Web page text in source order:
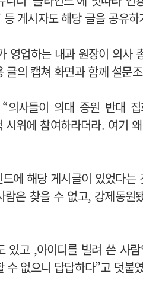
등게시자도 해당 글을 공유
영업하는 내과 원장이 의사
글의 캡쳐 화면과 함께 설문
의사들이 의대 증원 반대
위에 참여하라더라. 여기
에 해당 게시글이 있었다
은 찾을 수 없고, 강제동원
있고 ,아이디를 빌려 쓴 사
수 없으니 답답하다”고 덧붙